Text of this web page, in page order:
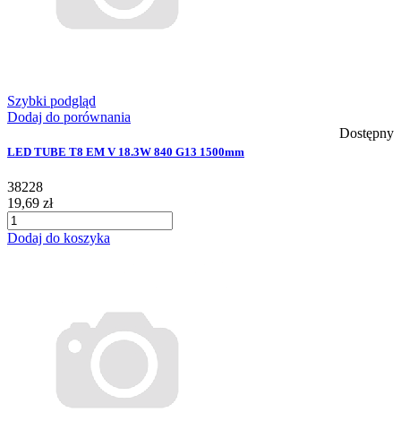
Szybki podgląd
Dodaj do porównania
Dostępny
LED TUBE T8 EM V 18.3W 840 G13 1500mm
38228
19,69 zł
Dodaj do koszyka